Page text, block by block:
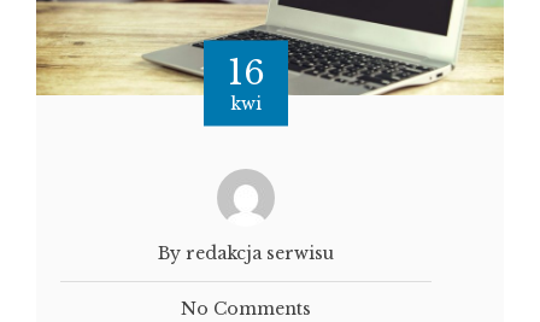
16
kwi
By redakcja serwisu
No Comments